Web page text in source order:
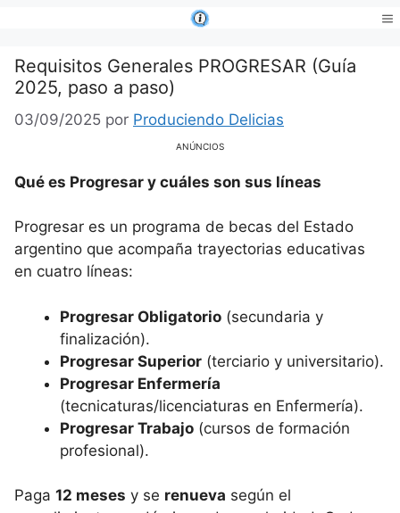
contenido
Requisitos Generales PROGRESAR (Guía
2025, paso a paso)
03/09/2025 por Produciendo Delicias
ANÚNCIOS
Qué es Progresar y cuáles son sus líneas
Progresar es un programa de becas del Estado
argentino que acompaña trayectorias educativas
en cuatro líneas:
Progresar Obligatorio (secundaria y
finalización).
Progresar Superior (terciario y universitario).
Progresar Enfermería
(tecnicaturas/licenciaturas en Enfermería).
Progresar Trabajo (cursos de formación
profesional).
Paga 12 meses y se renueva según el